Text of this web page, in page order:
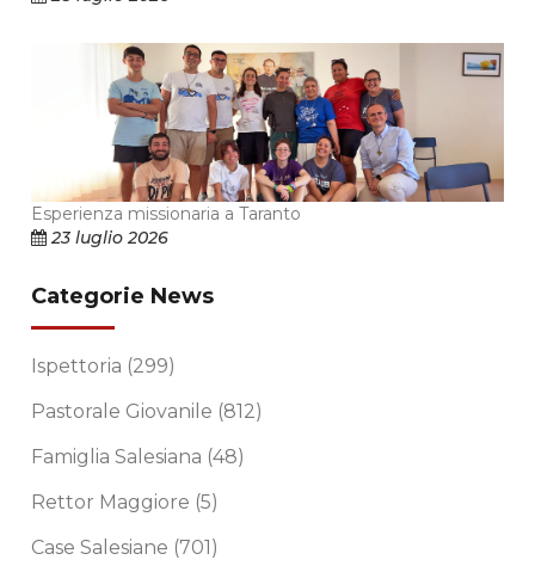
Esperienza missionaria a Taranto
23 luglio 2026
Categorie News
Ispettoria (299)
Pastorale Giovanile (812)
Famiglia Salesiana (48)
Rettor Maggiore (5)
Case Salesiane (701)